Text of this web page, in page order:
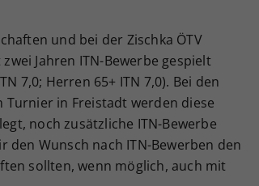
und bei der Zischka ÖTV
Jahren ITN-Bewerbe gespielt
7,0; Herren 65+ ITN 7,0). Bei den
in Freistadt werden diese
noch zusätzliche ITN-Bewerbe
Wunsch nach ITN-Bewerben den
sollten, wenn möglich, auch mit